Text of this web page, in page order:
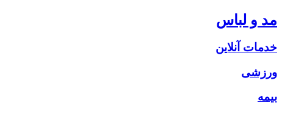
مد و لباس
خدمات آنلاین
ورزشی
بیمه